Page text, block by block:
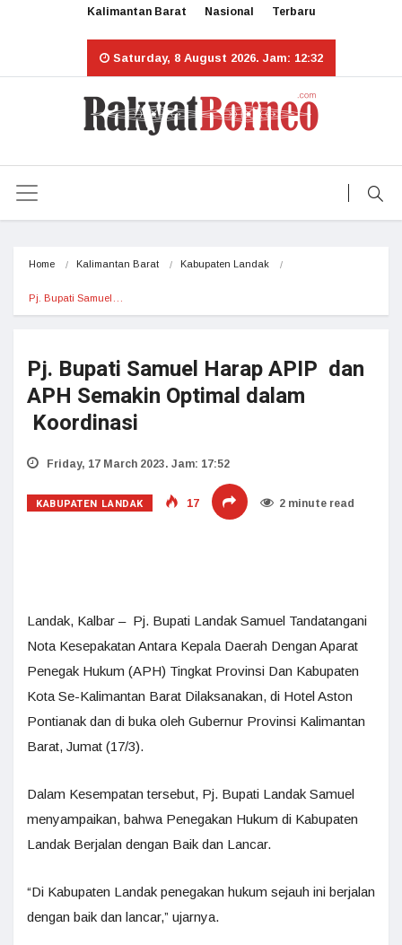
Kalimantan Barat Nasional Terbaru
Saturday, 8 August 2026. Jam: 12:32
Home Kalimantan Barat Kabupaten Landak
Pj. Bupati Samuel…
Pj. Bupati Samuel Harap APIP dan
APH Semakin Optimal dalam
Koordinasi
Friday, 17 March 2023. Jam: 17:52
KABUPATEN LANDAK 17 2 minute read
Landak, Kalbar – Pj. Bupati Landak Samuel Tandatangani
Nota Kesepakatan Antara Kepala Daerah Dengan Aparat
Penegak Hukum (APH) Tingkat Provinsi Dan Kabupaten
Kota Se-Kalimantan Barat Dilaksanakan, di Hotel Aston
Pontianak dan di buka oleh Gubernur Provinsi Kalimantan
Barat, Jumat (17/3).
Dalam Kesempatan tersebut, Pj. Bupati Landak Samuel
menyampaikan, bahwa Penegakan Hukum di Kabupaten
Landak Berjalan dengan Baik dan Lancar.
“Di Kabupaten Landak penegakan hukum sejauh ini berjalan
dengan baik dan lancar,” ujarnya.